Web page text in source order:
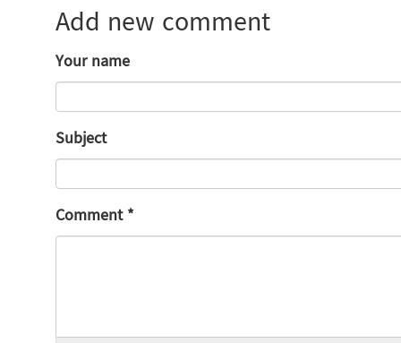
Add new comment
Your name
Subject
Comment*